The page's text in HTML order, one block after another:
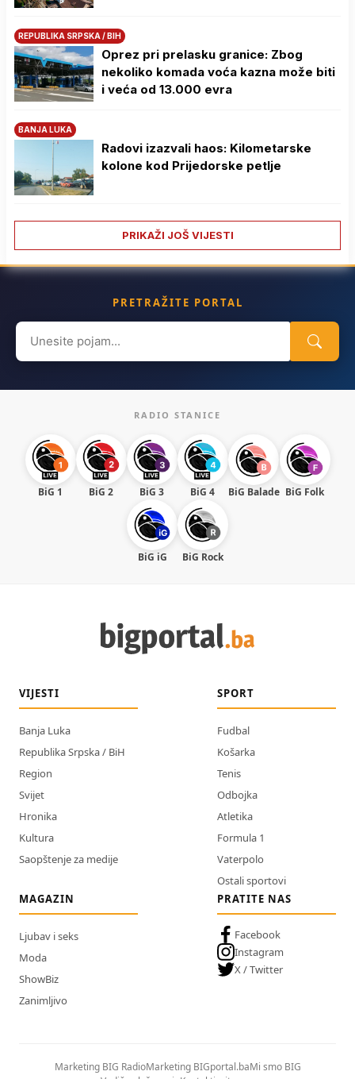
REPUBLIKA SRPSKA / BIH
Oprez pri prelasku granice: Zbog
nekoliko komada voća kazna može biti
i veća od 13.000 evra
BANJA LUKA
Radovi izazvali haos: Kilometarske
kolone kod Prijedorske petlje
PRIKAŽI JOŠ VIJESTI
PRETRAŽITE PORTAL
Search
for:
RADIO STANICE
BiG 1 BiG 2 BiG 3 BiG 4 BiG Balade BiG Folk
BiG iG BiG Rock
VIJESTI
Banja Luka
Republika Srpska / BiH
Region
Svijet
Hronika
Kultura
Saopštenje za medije
SPORT
Fudbal
Košarka
Tenis
Odbojka
Atletika
Formula 1
Vaterpolo
Ostali sportovi
MAGAZIN
Ljubav i seks
Moda
ShowBiz
Zanimljivo
PRATITE NAS
Facebook
Instagram
X / Twitter
Marketing BIG RadioMarketing BIGportal.baMi smo BIG